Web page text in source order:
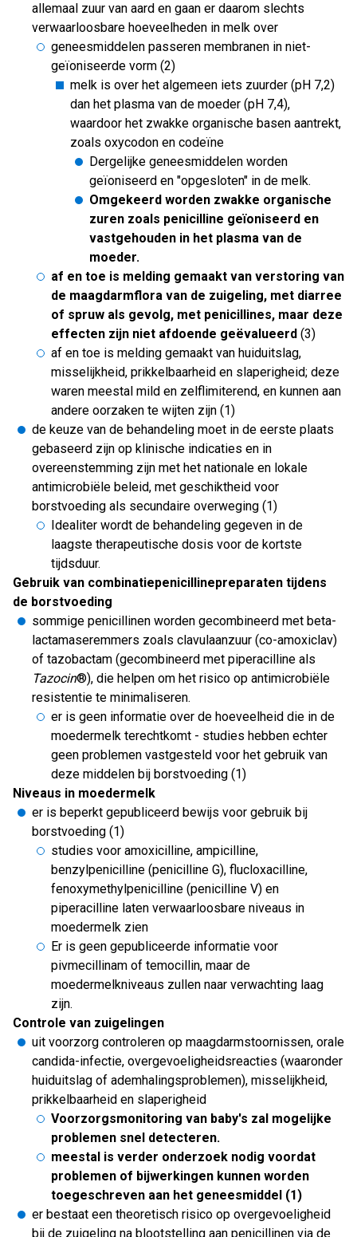
allemaal zuur van aard en gaan er daarom slechts
verwaarloosbare hoeveelheden in melk over
geneesmiddelen passeren membranen in niet-
geïoniseerde vorm (2)
melk is over het algemeen iets zuurder (pH 7,2)
dan het plasma van de moeder (pH 7,4),
waardoor het zwakke organische basen aantrekt,
zoals oxycodon en codeïne
Dergelijke geneesmiddelen worden
geïoniseerd en "opgesloten" in de melk.
Omgekeerd worden zwakke organische
zuren zoals penicilline geïoniseerd en
vastgehouden in het plasma van de
moeder.
af en toe is melding gemaakt van verstoring van
de maagdarmflora van de zuigeling, met diarree
of spruw als gevolg, met penicillines, maar deze
effecten zijn niet afdoende geëvalueerd (3)
af en toe is melding gemaakt van huiduitslag,
misselijkheid, prikkelbaarheid en slaperigheid; deze
waren meestal mild en zelflimiterend, en kunnen aan
andere oorzaken te wijten zijn (1)
de keuze van de behandeling moet in de eerste plaats
gebaseerd zijn op klinische indicaties en in
overeenstemming zijn met het nationale en lokale
antimicrobiële beleid, met geschiktheid voor
borstvoeding als secundaire overweging (1)
Idealiter wordt de behandeling gegeven in de
laagste therapeutische dosis voor de kortste
tijdsduur.
Gebruik van combinatiepenicillinepreparaten tijdens
de borstvoeding
sommige penicillinen worden gecombineerd met beta-
lactamaseremmers zoals clavulaanzuur (co-amoxiclav)
of tazobactam (gecombineerd met piperacilline als
Tazocin®), die helpen om het risico op antimicrobiële
resistentie te minimaliseren.
er is geen informatie over de hoeveelheid die in de
moedermelk terechtkomt - studies hebben echter
geen problemen vastgesteld voor het gebruik van
deze middelen bij borstvoeding (1)
Niveaus in moedermelk
er is beperkt gepubliceerd bewijs voor gebruik bij
borstvoeding (1)
studies voor amoxicilline, ampicilline,
benzylpenicilline (penicilline G), flucloxacilline,
fenoxymethylpenicilline (penicilline V) en
piperacilline laten verwaarloosbare niveaus in
moedermelk zien
Er is geen gepubliceerde informatie voor
pivmecillinam of temocillin, maar de
moedermelkniveaus zullen naar verwachting laag
zijn.
Controle van zuigelingen
uit voorzorg controleren op maagdarmstoornissen, orale
candida-infectie, overgevoeligheidsreacties (waaronder
huiduitslag of ademhalingsproblemen), misselijkheid,
prikkelbaarheid en slaperigheid
Voorzorgsmonitoring van baby's zal mogelijke
problemen snel detecteren.
meestal is verder onderzoek nodig voordat
problemen of bijwerkingen kunnen worden
toegeschreven aan het geneesmiddel (1)
er bestaat een theoretisch risico op overgevoeligheid
bij de zuigeling na blootstelling aan penicillinen via de